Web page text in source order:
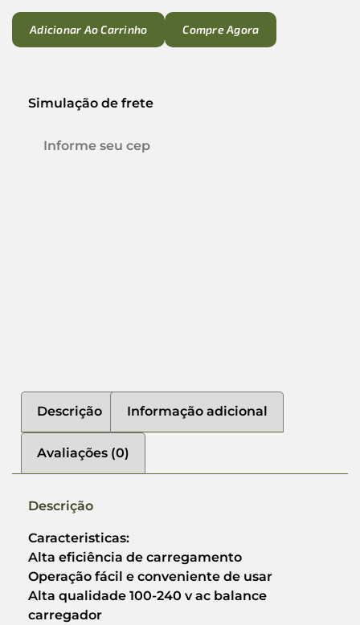
Adicionar Ao Carrinho Compre Agora
Simulação de frete
Descrição Informação adicional
Avaliações (0)
Descrição
Caracteristicas:
Alta eficiência de carregamento
Operação fácil e conveniente de usar
Alta qualidade 100-240 v ac balance
carregador